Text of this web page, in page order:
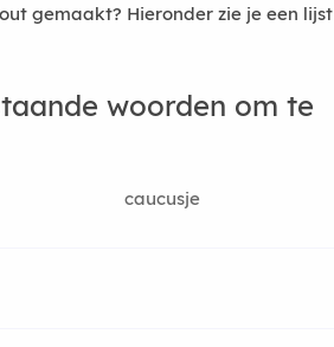
gemaakt? Hieronder zie je een lijst
woorden om te
caucusje